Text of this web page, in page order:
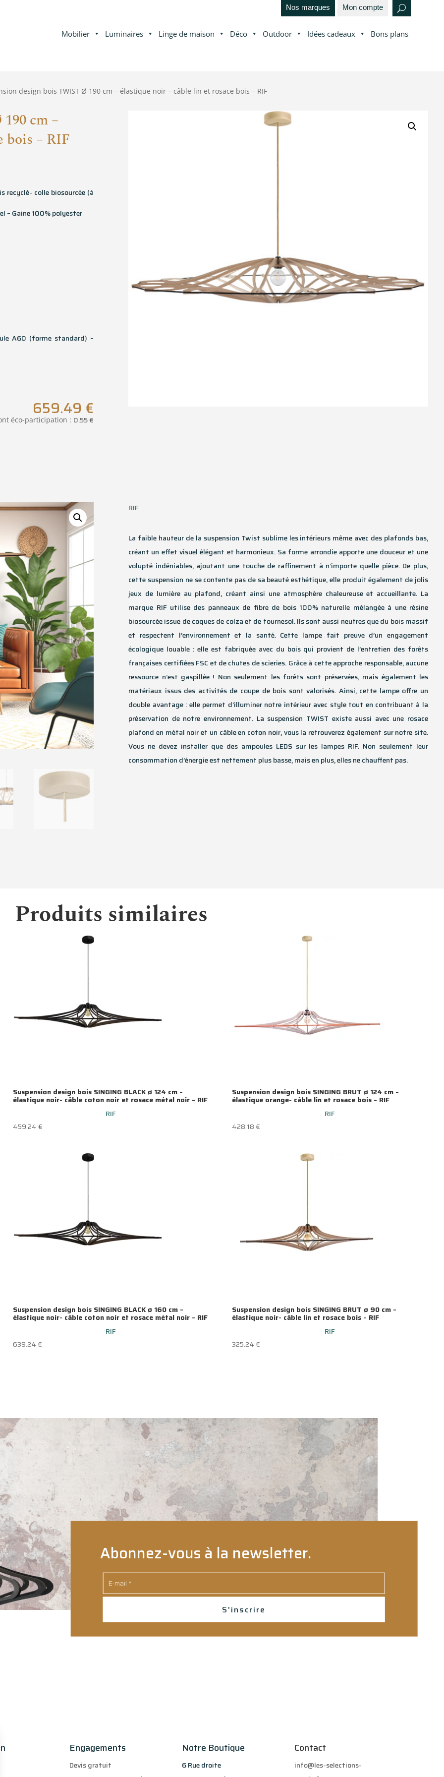
Nos marques Mon compte
Mobilier Luminaires Linge de maison Déco Outdoor Idées cadeaux Bons plans
design bois TWIST Ø 190 cm – élastique noir – câble lin et rosace bois – RIF
cm –
bois – RIF
recyclé- colle biosourcée (à
– Gaine 100% polyester
A60 (forme standard) –
659.49 €
éco-participation : 0.55€
RIF
La faible hauteur de la suspension Twist sublime les intérieurs même avec des plafonds bas,
créant un effet visuel élégant et harmonieux. Sa forme arrondie apporte une douceur et une
volupté indéniables, ajoutant une touche de raffinement à n’importe quelle pièce. De plus,
cette suspension ne se contente pas de sa beauté esthétique, elle produit également de jolis
jeux de lumière au plafond, créant ainsi une atmosphère chaleureuse et accueillante. La
marque RIF utilise des panneaux de fibre de bois 100% naturelle mélangée à une résine
biosourcée issue de coques de colza et de tournesol. Ils sont aussi neutres que du bois massif
et respectent l’environnement et la santé. Cette lampe fait preuve d’un engagement
écologique louable : elle est fabriquée avec du bois qui provient de l’entretien des forêts
françaises certifiées FSC et de chutes de scieries. Grâce à cette approche responsable, aucune
ressource n’est gaspillée ! Non seulement les forêts sont préservées, mais également les
matériaux issus des activités de coupe de bois sont valorisés. Ainsi, cette lampe offre un
double avantage : elle permet d’illuminer notre intérieur avec style tout en contribuant à la
préservation de notre environnement. La suspension TWIST existe aussi avec une rosace
plafond en métal noir et un câble en coton noir, vous la retrouverez également sur notre site.
Vous ne devez installer que des ampoules LEDS sur les lampes RIF. Non seulement leur
consommation d’énergie est nettement plus basse, mais en plus, elles ne chauffent pas.
Produits similaires
Suspension design bois SINGING BLACK ø 124 cm –
élastique noir- câble coton noir et rosace métal noir – RIF
RIF
459.24€
Suspension design bois SINGING BRUT ø 124 cm –
élastique orange- câble lin et rosace bois – RIF
RIF
428.18€
Suspension design bois SINGING BLACK ø 160 cm –
élastique noir- câble coton noir et rosace métal noir – RIF
RIF
639.24€
Suspension design bois SINGING BRUT ø 90 cm –
élastique noir- câble lin et rosace bois – RIF
RIF
325.24€
Abonnez-vous à la newsletter.
S'inscrire
Engagements
Devis gratuit
Notre Boutique
6 Rue droite
Contact
info@les-selections-